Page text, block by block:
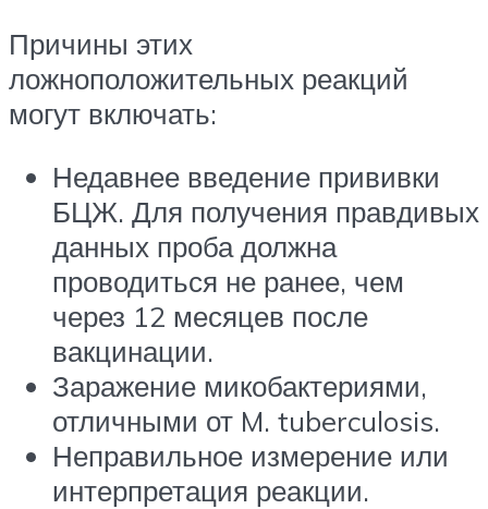
Причины этих
ложноположительных реакций
могут включать:
Недавнее введение прививки
БЦЖ. Для получения правдивых
данных проба должна
проводиться не ранее, чем
через 12 месяцев после
вакцинации.
Заражение микобактериями,
отличными от M. tuberculosis.
Неправильное измерение или
интерпретация реакции.